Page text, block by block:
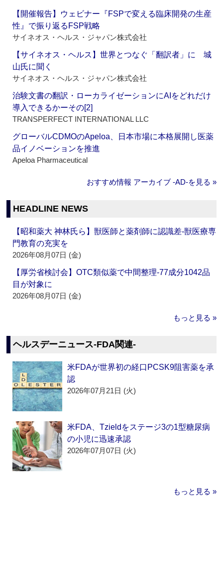
【開催報告】ウェビナー『FSPで変える臨床開発の生産
性』で振り返るFSP戦略
サイネオス・ヘルス・ジャパン株式会社
【サイネオス・ヘルス】世界とつなぐ「翻訳者」に 城
山氏に聞く
サイネオス・ヘルス・ジャパン株式会社
治験文書の翻訳・ローカライゼーションにAIをどれだけ
導入できるかーその[2]
TRANSPERFECT INTERNATIONAL LLC
グローバルCDMOのApeloa、日本市場に本格展開し医薬
品イノベーションを推進
Apeloa Pharmaceutical
おすすめ情報 アーカイブ ‐AD‐を見る »
HEADLINE NEWS
【昭和薬大 神林氏ら】獣医師と薬剤師に認識差‐獣医療専
門教育の充実を
2026年08月07日 (金)
【厚労省検討会】OTC類似薬で中間整理‐77成分1042品
目が対象に
2026年08月07日 (金)
もっと見る »
ヘルスデーニュース‐FDA関連‐
米FDAが世界初の経口PCSK9阻害薬を承
認
2026年07月21日 (火)
米FDA、Tzieldをステージ3の1型糖尿病
の小児に迅速承認
2026年07月07日 (火)
もっと見る »